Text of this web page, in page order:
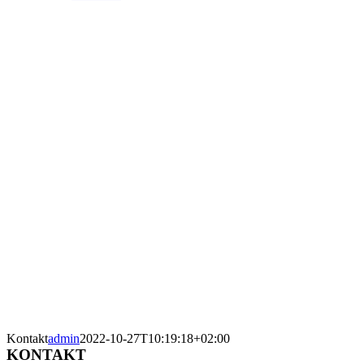
Kontaktadmin2022-10-27T10:19:18+02:00
KONTAKT